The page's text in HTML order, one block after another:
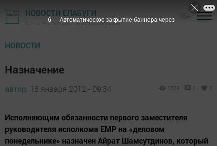
НОВОСТИ ЕЛАБУГИ
Газета "Новая Кама" - Елабужский район
НОВОСТИ
Назначение
автор, 18 января 2012 - 09:34 1320 0 0
Исполняющим обязанности первого заместителя
руководителя исполкома ЕМР на «деловом
понедельнике» назначен Айрат Шамсутдинов, который
5 Автоматическое закрытие баннера через